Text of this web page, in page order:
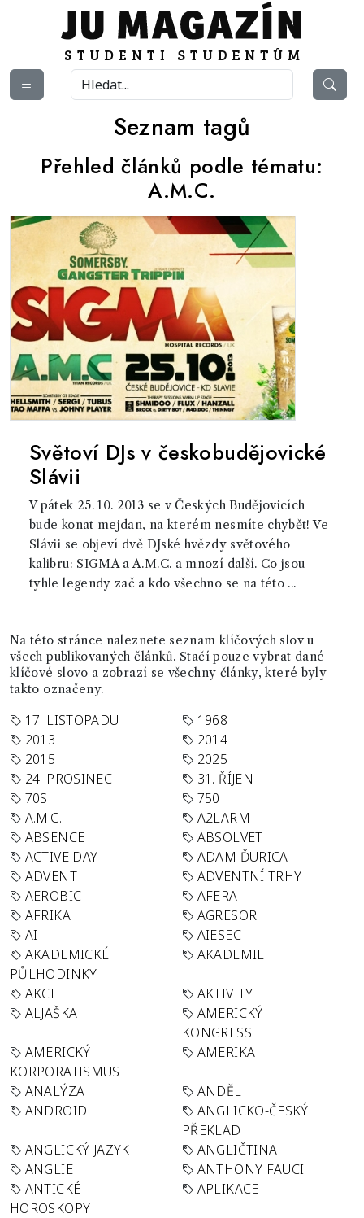
Seznam tagů
Přehled článků podle tématu:
A.M.C.
Světoví DJs v českobudějovické
Slávii
V pátek 25. 10. 2013 se v Českých Budějovicích
bude konat mejdan, na kterém nesmíte chybět! Ve
Slávii se objeví dvě DJské hvězdy světového
kalibru: SIGMA a A.M.C. a mnozí další. Co jsou
tyhle legendy zač a kdo všechno se na této ...
Na této stránce naleznete seznam klíčových slov u
všech publikovaných článků. Stačí pouze vybrat dané
klíčové slovo a zobrazí se všechny články, které byly
takto označeny.
17. LISTOPADU
1968
2013
2014
2015
2025
24. PROSINEC
31. ŘÍJEN
70S
750
A.M.C.
A2LARM
ABSENCE
ABSOLVET
ACTIVE DAY
ADAM ĎURICA
ADVENT
ADVENTNÍ TRHY
AEROBIC
AFERA
AFRIKA
AGRESOR
AI
AIESEC
AKADEMICKÉ
PŮLHODINKY
AKADEMIE
AKCE
AKTIVITY
ALJAŠKA
AMERICKÝ
KONGRESS
AMERICKÝ
KORPORATISMUS
AMERIKA
ANALÝZA
ANDĚL
ANDROID
ANGLICKO-ČESKÝ
PŘEKLAD
ANGLICKÝ JAZYK
ANGLIČTINA
ANGLIE
ANTHONY FAUCI
ANTICKÉ
HOROSKOPY
APLIKACE